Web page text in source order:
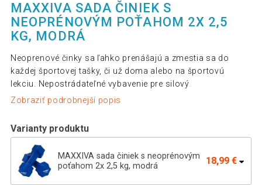
MAXXIVA SADA ČINIEK S
NEOPRÉNOVÝM POŤAHOM 2X 2,5
KG, MODRÁ
Neoprenové činky sa ľahko prenášajú a zmestia sa do
každej športovej tašky, či už doma alebo na športovú
lekciu. Nepostrádateľné vybavenie pre silový
Zobraziť podrobnejší popis
Varianty produktu
MAXXIVA sada činiek s neoprénovým
poťahom 2x 2,5 kg, modrá
18,99 €